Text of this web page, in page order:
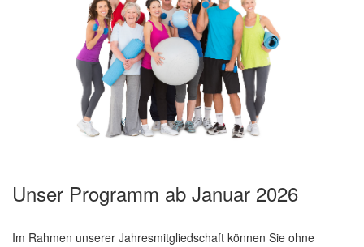
Unser Programm ab Januar 2026
Im Rahmen unserer Jahresmitgliedschaft können Sie ohne